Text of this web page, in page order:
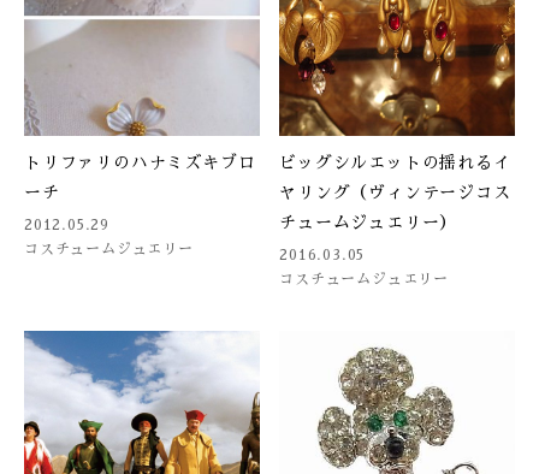
トリファリのハナミズキブロ
ーチ
2012.05.29
コスチュームジュエリー
ビッグシルエットの揺れるイ
ヤリング（ヴィンテージコス
チュームジュエリー）
2016.03.05
コスチュームジュエリー